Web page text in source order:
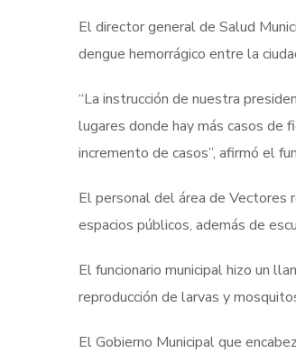
El director general de Salud
dengue hemorrágico entre la
“La instrucción de nuestra
lugares donde hay más casos de
incremento de casos”, afirmó el
El personal del área de Vectores
espacios públicos, además de
El funcionario municipal hizo un
reproducción de larvas y
El Gobierno Municipal que